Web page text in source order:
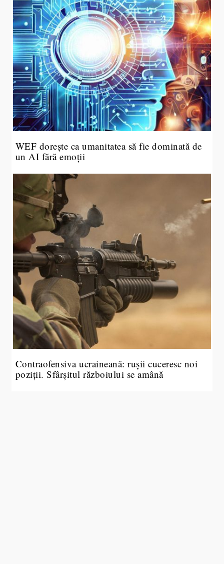
WEF dorește ca umanitatea să fie dominată de
un AI fără emoții
Contraofensiva ucraineană: rușii cuceresc noi
poziții. Sfârșitul războiului se amână